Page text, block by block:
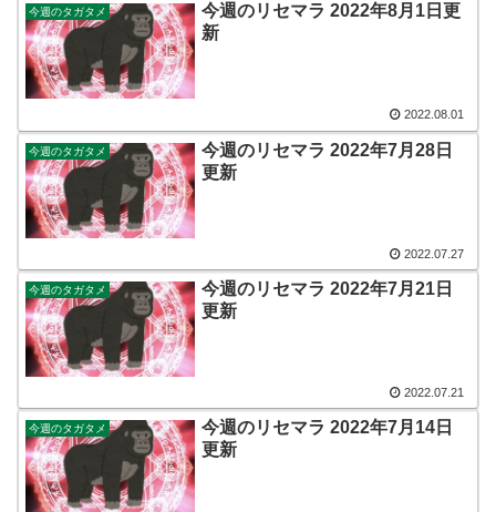
今週のタガタメ
今週のリセマラ 2022年8月1日更
新
2022.08.01
今週のタガタメ
今週のリセマラ 2022年7月28日
更新
2022.07.27
今週のタガタメ
今週のリセマラ 2022年7月21日
更新
2022.07.21
今週のタガタメ
今週のリセマラ 2022年7月14日
更新